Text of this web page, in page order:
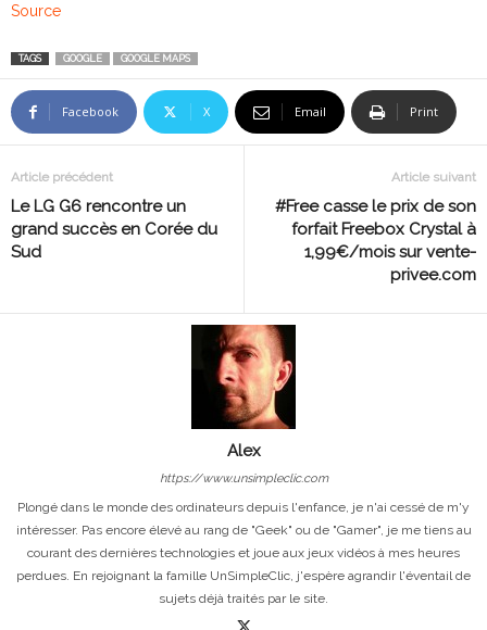
Source
TAGS GOOGLE GOOGLE MAPS
Facebook X Email Print
Article précédent
Le LG G6 rencontre un
grand succès en Corée du
Sud
Article suivant
#Free casse le prix de son
forfait Freebox Crystal à
1,99€/mois sur vente-
privee.com
Alex
https://www.unsimpleclic.com
Plongé dans le monde des ordinateurs depuis l'enfance, je n'ai cessé de m'y
intéresser. Pas encore élevé au rang de "Geek" ou de "Gamer", je me tiens au
courant des dernières technologies et joue aux jeux vidéos à mes heures
perdues. En rejoignant la famille UnSimpleClic, j'espère agrandir l'éventail de
sujets déjà traités par le site.